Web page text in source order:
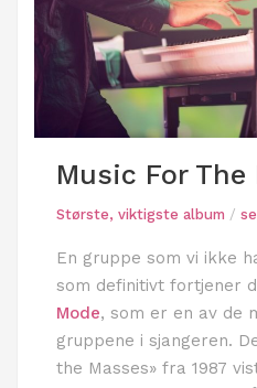
Music For The
Største, viktigste album /
En gruppe som vi ikke
som definitivt fortjener
Mode, som er en av de
gruppene i sjangeren.
the Masses» fra 1987